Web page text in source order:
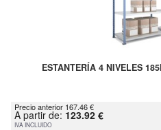
ESTANTERÍA 4 NIVELES
Precio anterior 167.46 €
A partir de: 123.92 €
IVA INCLUIDO